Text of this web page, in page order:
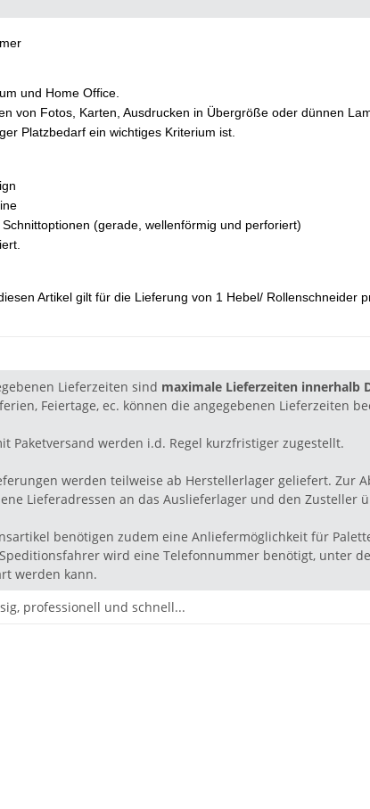
und Home Office.
von Fotos, Karten, Ausdrucken in Übergröße oder dünnen
Platzbedarf ein wichtiges Kriterium ist.
(gerade, wellenförmig und perforiert)
Artikel gilt für die Lieferung von 1 Hebel/ Rollenschneider
Lieferzeiten sind maximale Lieferzeiten innerhalb
Feiertage, ec. können die angegebenen Lieferzeiten
Paketversand werden i.d. Regel kurzfristiger zugestellt.
werden teilweise ab Herstellerlager geliefert. Zur
Lieferadressen an das Auslieferlager und den Zusteller
benötigen zudem eine Anliefermöglichkeit für
wird eine Telefonnummer benötigt, unter
werden kann.
professionell und schnell...